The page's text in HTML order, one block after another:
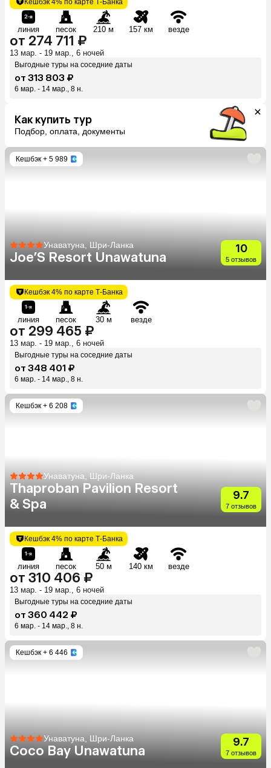
Кешбэк 4% по карте Т-Банка
линия песок 210 м 157 км везде
от 274 711 ₽
13 мар. - 19 мар., 6 ночей
Выгодные туры на соседние даты
от 313 803 ₽
6 мар. - 14 мар., 8 н.
Как купить тур
Подбор, оплата, документы
Кешбэк + 5 989
Унаватуна, Шри-Ланка
Joe’S Resort Unawatuna
10
5 отзывов
Кешбэк 4% по карте Т-Банка
линия песок 30 м везде
от 299 465 ₽
13 мар. - 19 мар., 6 ночей
Выгодные туры на соседние даты
от 348 401 ₽
6 мар. - 14 мар., 8 н.
Кешбэк + 6 208
Унаватуна, Шри-Ланка
Thaproban Pavilion Resort
& Spa
9.7
7 отзывов
Кешбэк 4% по карте Т-Банка
линия песок 50 м 140 км везде
от 310 406 ₽
13 мар. - 19 мар., 6 ночей
Выгодные туры на соседние даты
от 360 442 ₽
6 мар. - 14 мар., 8 н.
Кешбэк + 6 446
Унаватуна, Шри-Ланка
Coco Bay Unawatuna
9.7
7 отзывов